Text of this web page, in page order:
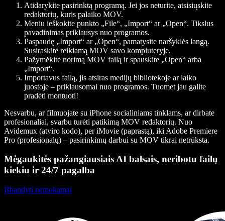
Atidarykite pasirinktą programą. Jei jos neturite, atsisiųskite
redaktorių, kuris palaiko MOV.
Meniu ieškokite punkto „File“, „Import“ ar „Open“. Tikslus
pavadinimas priklausys nuo programos.
Paspaudę „Import“ ar „Open“, pamatysite naršyklės langą.
Susiraskite reikiamą MOV savo kompiuteryje.
Pažymėkite norimą MOV failą ir spauskite „Open“ arba
„Import“.
Importavus failą, jis atsiras medijų bibliotekoje ar laiko
juostoje – priklausomai nuo programos. Tuomet jau galite
pradėti montuoti!
Nesvarbu, ar filmuojate su iPhone socialiniams tinklams, ar dirbate
profesionaliai, svarbu turėti patikimą MOV redaktorių. Nuo
Avidemux (atviro kodo), per iMovie (paprastą), iki Adobe Premiere
Pro (profesionalų) – pasirinkimų darbui su MOV tikrai netrūksta.
Mėgaukitės pažangiausiais AI balsais, neribotu failų
kiekiu ir 24/7 pagalba
Išbandyti nemokamai